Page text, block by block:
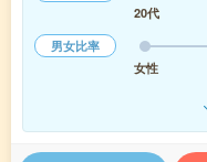
20代
男女比率
女性